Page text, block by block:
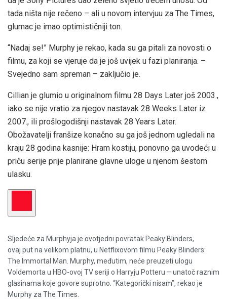
tada ništa nije rečeno – ali u novom intervjuu za The Times,
glumac je imao optimističniji ton.
“Nadaj se!” Murphy je rekao, kada su ga pitali za novosti o
filmu, za koji se vjeruje da je još uvijek u fazi planiranja. –
Svejedno sam spreman – zaključio je.
Cillian je glumio u originalnom filmu 28 Days Later još 2003.,
iako se nije vratio za njegov nastavak 28 Weeks Later iz
2007., ili prošlogodišnji nastavak 28 Years Later.
Obožavatelji franšize konačno su ga još jednom ugledali na
kraju 28 godina kasnije: Hram kostiju, ponovno ga uvodeći u
priču serije prije planirane glavne uloge u njenom šestom
ulasku.
Sljedeće za Murphyja je ovotjedni povratak Peaky Blinders,
ovaj put na velikom platnu, u Netflixovom filmu Peaky Blinders:
The Immortal Man. Murphy, međutim, neće preuzeti ulogu
Voldemorta u HBO-ovoj TV seriji o Harryju Potteru – unatoč raznim
glasinama koje govore suprotno. “Kategorički nisam”, rekao je
Murphy za The Times.